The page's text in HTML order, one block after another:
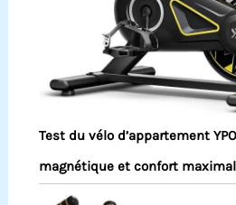
Test du vélo d’appartement
magnétique et confort maximal